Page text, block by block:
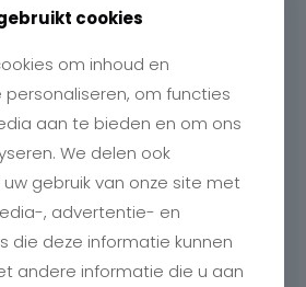
cookies
om inhoud en
om functies
aan te bieden en om ons
We delen ook
gebruik van onze site met
, advertentie- en
die deze informatie kunnen
andere informatie die u aan